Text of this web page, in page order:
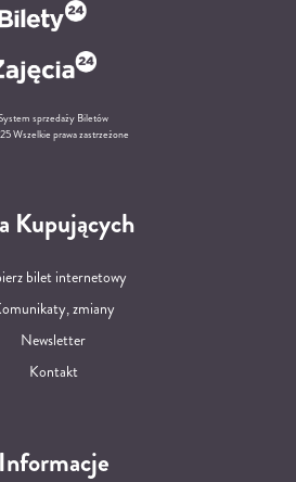
sprzedaży Biletów
Wszelkie prawa zastrzeżone
Kupujących
bilet internetowy
zmiany
Newsletter
Kontakt
Informacje